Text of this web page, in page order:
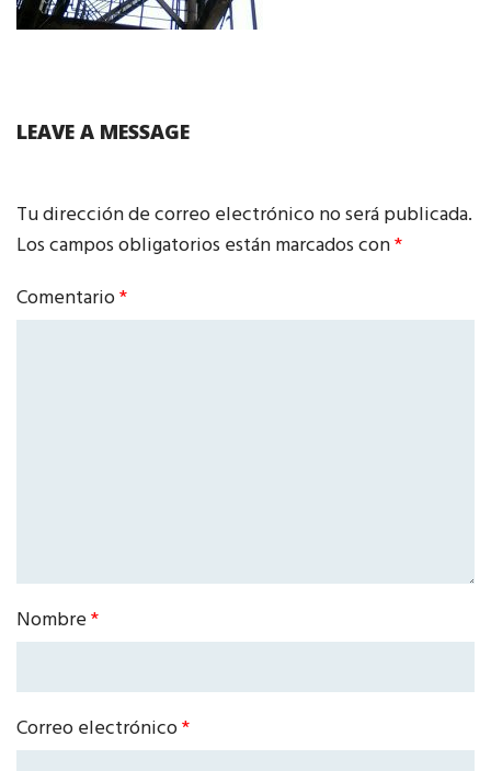
LEAVE A MESSAGE
Tu dirección de correo electrónico no será publicada.
Los campos obligatorios están marcados con*
Comentario*
Nombre*
Correo electrónico*